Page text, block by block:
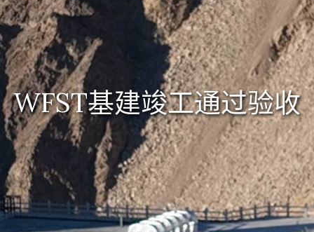
WFST基建竣工通过验收